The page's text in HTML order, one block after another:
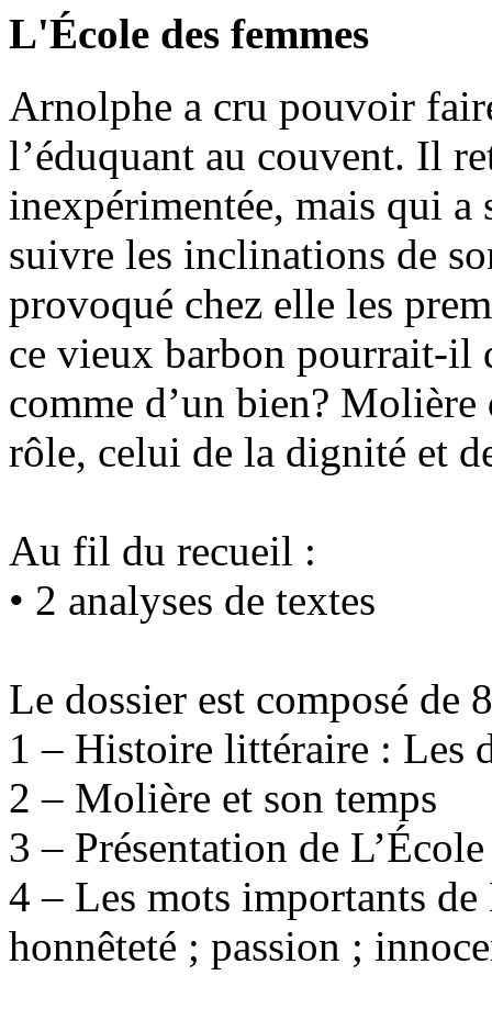
L'École des femmes
Arnolphe a cru pouvoir
l’éduquant au couvent. Il
inexpérimentée, mais qui a
suivre les inclinations de
provoqué chez elle les
ce vieux barbon pourrait-il
comme d’un bien?
rôle, celui de la dignité et
Au fil du recueil :
• 2 analyses de textes
Le dossier est composé de
1 – Histoire littéraire : Les
2 – Molière et son temps
3 – Présentation de
4 – Les mots importants de
honnêteté ; passion ;